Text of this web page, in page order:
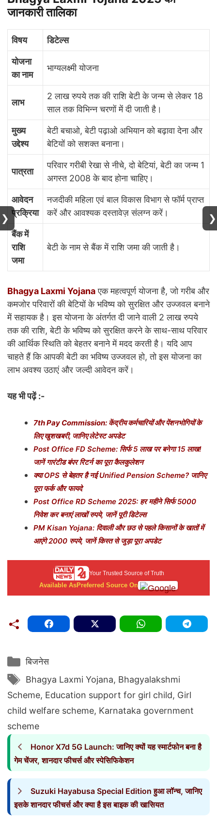
जानकारी तालिका
विषय डिटेल्स
योजना
का नाम
भाग्यलक्ष्मी योजना
लाभ
2 लाख रुपये तक की राशि बेटी के जन्म से लेकर 18
साल तक विभिन्न चरणों में दी जाती है।
मुख्य
उद्देश्य
बेटी बचाओ, बेटी पढ़ाओ अभियान को बढ़ावा देना और
बेटियों को सशक्त बनाना।
पात्रता
परिवार गरीबी रेखा से नीचे, दो बेटियां, बेटी का जन्म 1
अगस्त 2008 के बाद होना चाहिए।
आवेदन
प्रक्रिया
नजदीकी महिला एवं बाल विकास विभाग से फॉर्म प्राप्त
करें और आवश्यक दस्तावेज़ संलग्न करें।
बैंक में
राशि
जमा
बेटी के नाम से बैंक में राशि जमा की जाती है।
Bhagya Laxmi Yojanaएक महत्वपूर्ण योजना है, जो गरीब और
कमजोर परिवारों की बेटियों के भविष्य को सुरक्षित और उज्जवल बनाने
में सहायक है। इस योजना के अंतर्गत दी जाने वाली 2 लाख रुपये
तक की राशि, बेटी के भविष्य को सुरक्षित करने के साथ-साथ परिवार
की आर्थिक स्थिति को बेहतर बनाने में मदद करती है। यदि आप
चाहते हैं कि आपकी बेटी का भविष्य उज्जवल हो, तो इस योजना का
लाभ अवश्य उठाएं और जल्दी आवेदन करें।
यह भी पढ़ें :-
7th Pay Commission: केंद्रीय कर्मचारियों और पेंशनभोगियों के
लिए खुशखबरी, जानिए लेटेस्ट अपडेट
Post Office FD Scheme: सिर्फ 5 लाख पर बनेगा 15 लाख!
जानें गारंटीड बंपर रिटर्न का पूरा कैलकुलेशन
क्या OPS से बेहतर है नई Unified Pension Scheme? जानिए
पूरा फर्क और फायदे
Post Office RD Scheme 2025: हर महीने सिर्फ 5000
निवेश कर बनाएं लाखों रुपये, जानें पूरी डिटेल्स
PM Kisan Yojana: दिवाली और छठ से पहले किसानों के खातों में
आएंगे 2000 रुपये, जानें किस्त से जुड़ा पूरा अपडेट
Your Trusted Source of Truth
Available AsPreferred Source On
Categories
बिजनेस
Tags
Bhagya Laxmi Yojana, Bhagyalakshmi
Scheme, Education support for girl child, Girl
child welfare scheme, Karnataka government
scheme
Honor X7d 5G Launch: जानिए क्यों यह स्मार्टफोन बना है
गेम चेंजर, शानदार फीचर्स और स्पेसिफिकेशन
Suzuki Hayabusa Special Edition हुआ लॉन्च, जानिए
इसके शानदार फीचर्स और क्या है इस बाइक की खासियत
❯ ❯